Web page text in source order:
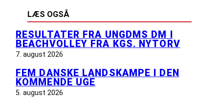
LÆS OGSÅ
RESULTATER FRA UNGDMS DM I
BEACHVOLLEY FRA KGS. NYTORV
7. august 2026
FEM DANSKE LANDSKAMPE I DEN
KOMMENDE UGE
5. august 2026